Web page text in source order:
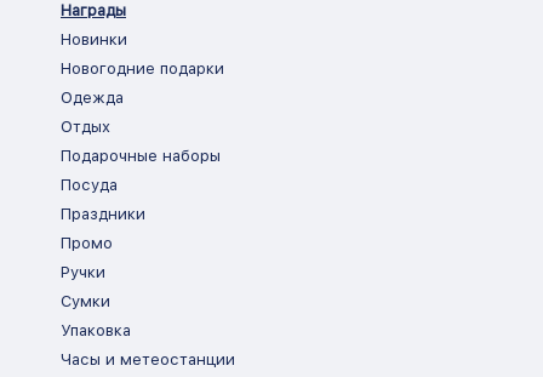
Награды
Новинки
Новогодние подарки
Одежда
Отдых
Подарочные наборы
Посуда
Праздники
Промо
Ручки
Сумки
Упаковка
Часы и метеостанции